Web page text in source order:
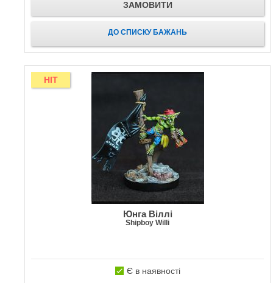
ЗАМОВИТИ
ДО СПИСКУ БАЖАНЬ
HIT
Юнга Віллі
Shipboy Willi
Є в наявності